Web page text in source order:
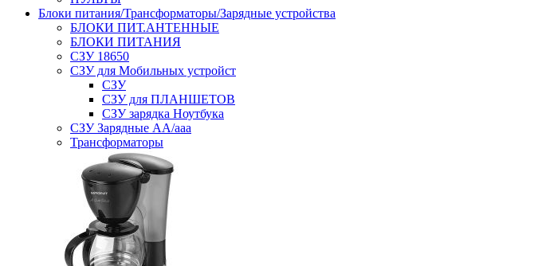
Блоки питания/Трансформаторы/Зарядные устройства
БЛОКИ ПИТ.АНТЕННЫЕ
БЛОКИ ПИТАНИЯ
СЗУ 18650
СЗУ для Мобильных устройст
СЗУ
СЗУ для ПЛАНШЕТОВ
СЗУ зарядка Ноутбука
СЗУ Зарядные АА/ааа
Трансформаторы